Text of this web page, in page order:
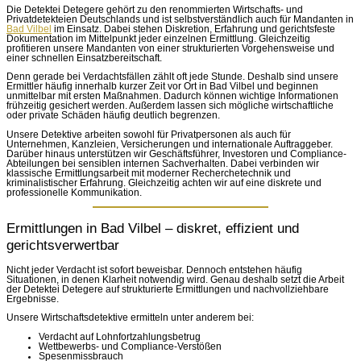
Die Detektei Detegere gehört zu den renommierten Wirtschafts- und
Privatdetekteien Deutschlands und ist selbstverständlich auch für Mandanten in
Bad Vilbel im Einsatz. Dabei stehen Diskretion, Erfahrung und gerichtsfeste
Dokumentation im Mittelpunkt jeder einzelnen Ermittlung. Gleichzeitig
profitieren unsere Mandanten von einer strukturierten Vorgehensweise und
einer schnellen Einsatzbereitschaft.
Denn gerade bei Verdachtsfällen zählt oft jede Stunde. Deshalb sind unsere
Ermittler häufig innerhalb kurzer Zeit vor Ort in Bad Vilbel und beginnen
unmittelbar mit ersten Maßnahmen. Dadurch können wichtige Informationen
frühzeitig gesichert werden. Außerdem lassen sich mögliche wirtschaftliche
oder private Schäden häufig deutlich begrenzen.
Unsere Detektive arbeiten sowohl für Privatpersonen als auch für
Unternehmen, Kanzleien, Versicherungen und internationale Auftraggeber.
Darüber hinaus unterstützen wir Geschäftsführer, Investoren und Compliance-
Abteilungen bei sensiblen internen Sachverhalten. Dabei verbinden wir
klassische Ermittlungsarbeit mit moderner Recherchetechnik und
kriminalistischer Erfahrung. Gleichzeitig achten wir auf eine diskrete und
professionelle Kommunikation.
Ermittlungen in Bad Vilbel – diskret, effizient und
gerichtsverwertbar
Nicht jeder Verdacht ist sofort beweisbar. Dennoch entstehen häufig
Situationen, in denen Klarheit notwendig wird. Genau deshalb setzt die Arbeit
der Detektei Detegere auf strukturierte Ermittlungen und nachvollziehbare
Ergebnisse.
Unsere Wirtschaftsdetektive ermitteln unter anderem bei:
Verdacht auf Lohnfortzahlungsbetrug
Wettbewerbs- und Compliance-Verstößen
Spesenmissbrauch